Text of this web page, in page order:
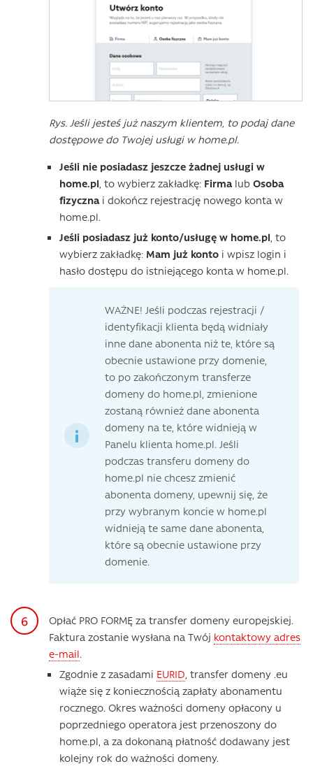
Rys. Jeśli jesteś już naszym klientem, to podaj dane
dostępowe do Twojej usługi w home.pl.
Jeśli nie posiadasz jeszcze żadnej usługi w
home.pl , to wybierz zakładkę: Firmalub Osoba
fizycznai dokończ rejestrację nowego konta w
home.pl.
Jeśli posiadasz już konto/usługę w home.pl , to
wybierz zakładkę: Mam już konto i wpisz login i
hasło dostępu do istniejącego konta w home.pl.
WAŻNE! Jeśli podczas rejestracji /
identyfikacji klienta będą widniały
inne dane abonenta niż te, które są
obecnie ustawione przy domenie,
to po zakończonym transferze
domeny do home.pl, zmienione
zostaną również dane abonenta
domeny na te, które widnieją w
Panelu klienta home.pl. Jeśli
podczas transferu domeny do
home.pl nie chcesz zmienić
abonenta domeny, upewnij się, że
przy wybranym koncie w home.pl
widnieją te same dane abonenta,
które są obecnie ustawione przy
domenie.
Opłać PRO FORMĘ za transfer domeny europejskiej.
Faktura zostanie wysłana na Twój kontaktowy adres
e-mail.
Zgodnie z zasadami EURID , transfer domeny .eu
wiąże się z koniecznością zapłaty abonamentu
rocznego. Okres ważności domeny opłacony u
poprzedniego operatora jest przenoszony do
home.pl, a za dokonaną płatność dodawany jest
kolejny rok do ważności domeny.